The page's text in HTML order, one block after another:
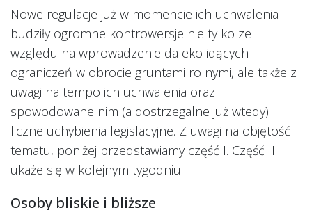
Nowe regulacje już w momencie ich uchwalenia
budziły ogromne kontrowersje nie tylko ze
względu na wprowadzenie daleko idących
ograniczeń w obrocie gruntami rolnymi, ale także z
uwagi na tempo ich uchwalenia oraz
spowodowane nim (a dostrzegalne już wtedy)
liczne uchybienia legislacyjne. Z uwagi na objętość
tematu, poniżej przedstawiamy część I. Część II
ukaże się w kolejnym tygodniu.
Osoby bliskie i bliższe